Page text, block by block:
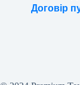
Договір